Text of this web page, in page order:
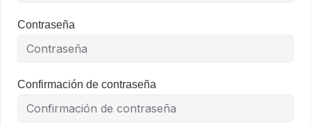
Contraseña
Confirmación de contraseña